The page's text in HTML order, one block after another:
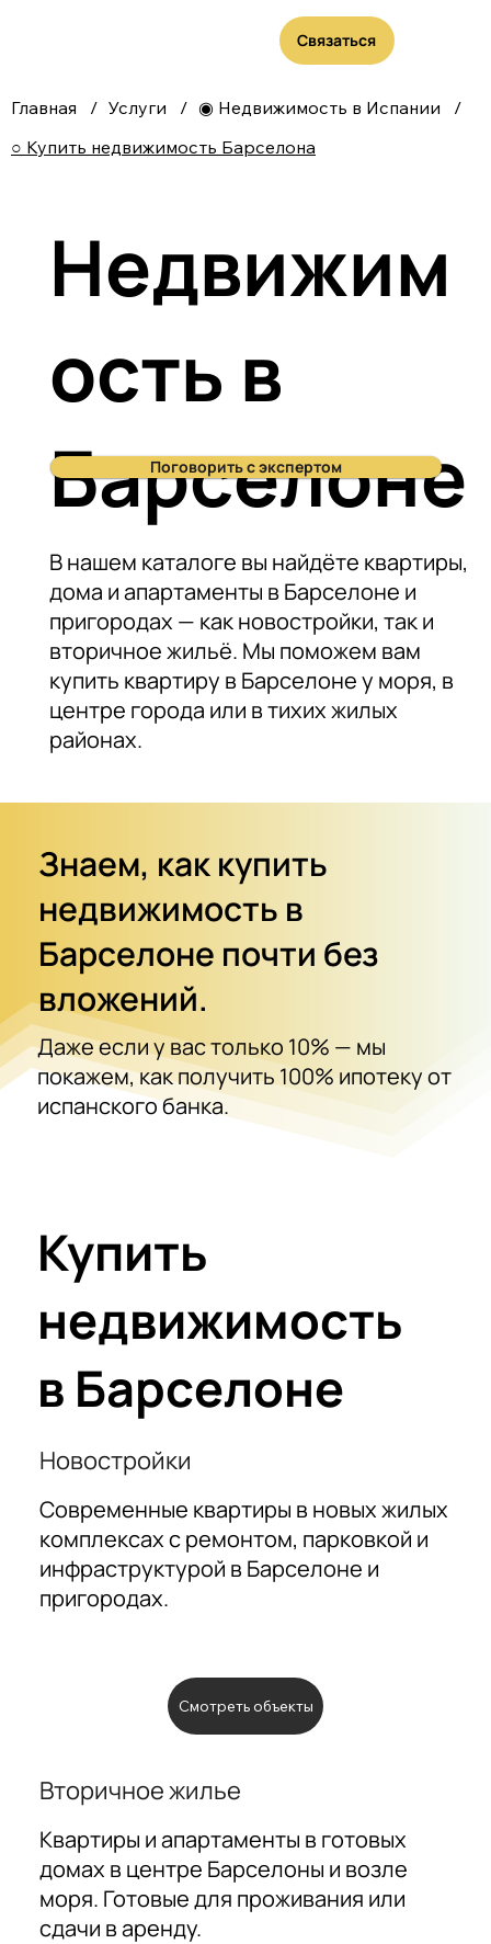
Связаться
Даже если у вас только 10% — мы
покажем, как получить 100% ипотеку от
испанского банка.
Знаем, как купить
недвижимость в
Барселоне почти без
вложений.
Главная / Услуги / ◉ Недвижимость в Испании
/
○ Купить недвижимость Барселона
Недвижим
ость в
Барселоне
В нашем каталоге вы найдёте квартиры,
дома и апартаменты в Барселоне и
пригородах — как новостройки, так и
вторичное жильё. Мы поможем вам
купить квартиру в Барселоне у моря, в
центре города или в тихих жилых
районах.
Поговорить с экспертом
Купить
недвижимость
в Барселоне
Новостройки
Современные квартиры в новых жилых
комплексах с ремонтом, парковкой и
инфраструктурой в Барселоне и
пригородах.
Смотреть объекты
Вторичное жилье
Квартиры и апартаменты в готовых
домах в центре Барселоны и возле
моря. Готовые для проживания или
сдачи в аренду.